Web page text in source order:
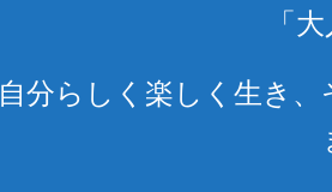
「
自分らしく楽しく生き